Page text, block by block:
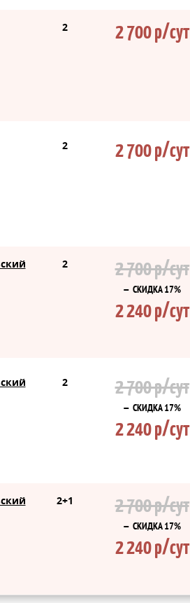
2 2 700 р/сут
2 2 700 р/сут
2 2 700 р/сут
— СКИДКА 17%
2 240 р/сут
2 2 700 р/сут
— СКИДКА 17%
2 240 р/сут
2+1 2 700 р/сут
— СКИДКА 17%
2 240 р/сут